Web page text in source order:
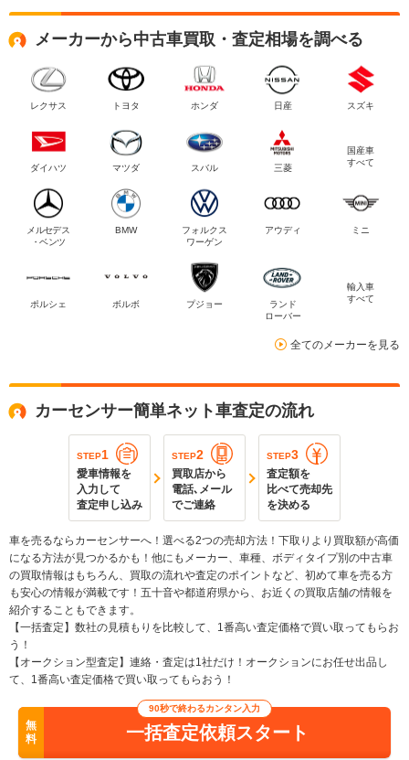
メーカーから中古車買取・査定相場を調べる
レクサス トヨタ ホンダ 日産 スズキ
ダイハツ マツダ スバル 三菱
国産車
すべて
メルセデス
・ベンツ
BMW
フォルクス
ワーゲン
アウディ ミニ
ポルシェ ボルボ プジョー
ランド
ローバー
輸入車
すべて
全てのメーカーを見る
カーセンサー簡単ネット車査定の流れ
STEP1
愛車情報を
入力して
査定申し込み
STEP2
買取店から
電話､メール
でご連絡
STEP3
査定額を
比べて売却先
を決める
車を売るならカーセンサーへ！選べる2つの売却方法！下取りより買取額が高価
になる方法が見つかるかも！他にもメーカー、車種、ボディタイプ別の中古車
の買取情報はもちろん、買取の流れや査定のポイントなど、初めて車を売る方
も安心の情報が満載です！五十音や都道府県から、お近くの買取店舗の情報を
紹介することもできます。
【一括査定】数社の見積もりを比較して、1番高い査定価格で買い取ってもらお
う！
【オークション型査定】連絡・査定は1社だけ！オークションにお任せ出品し
て、1番高い査定価格で買い取ってもらおう！
無
料
90秒で終わるカンタン入力
一括査定依頼スタート